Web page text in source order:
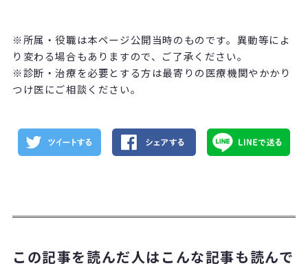
※所属・役職は本ページ公開当時のものです。異動等によ
り変わる場合もありますので、ご了承ください。
※診断・治療を必要とする方は最寄りの医療機関やかかり
つけ医にご相談ください。
この記事を読んだ人はこんな記事も読んで